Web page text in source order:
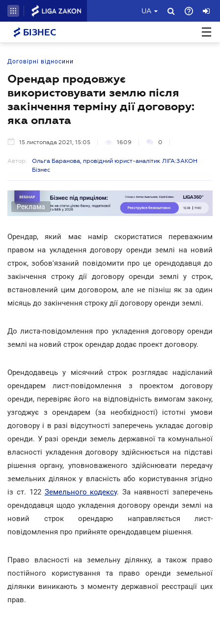
UA
БІЗНЕС
Договірні відносини
Орендар продовжує
використовувати землю після
закінчення терміну дії договору:
яка оплата
15 листопада 2021, 15:05 1609 0
Автор:
Ольга Баранова, провідний юрист-аналітик ЛІГА:ЗАКОН
Бізнес
Реклама
Орендар, який має намір скористатися переважним
правом на укладення договору оренди землі на новий
строк, зобов'язаний повідомити про це орендодавця до
закінчення строку дії договору оренди землі у строк,
встановлений цим договором, але не пізніш як за один
місяць до закінчення строку дії договору оренди землі.
До листа-повідомлення про укладення договору оренди
землі на новий строк орендар додає проект договору.
Орендодавець у місячний строк розглядає надісланий
орендарем лист-повідомлення з проектом договору
оренди, перевіряє його на відповідність вимогам закону,
узгоджує з орендарем (за необхідності) істотні умови
договору і в разі відсутності заперечень укладає договір
оренди. У разі оренди земель державної та комунальної
власності укладення договору здійснюється на підставі
рішення органу, уповноваженого здійснювати передачу
земельних ділянок у власність або користування згідно
із ст. 122 Земельного кодексу. За наявності заперечень
орендодавця щодо укладення договору оренди землі на
новий строк орендарю направляється лист-
повідомлення про прийняте орендодавцем рішення.
Право власності на земельну ділянку, а також право
постійного користування та право оренди земельної
ділянки виникають з моменту державної реєстрації цих
прав.